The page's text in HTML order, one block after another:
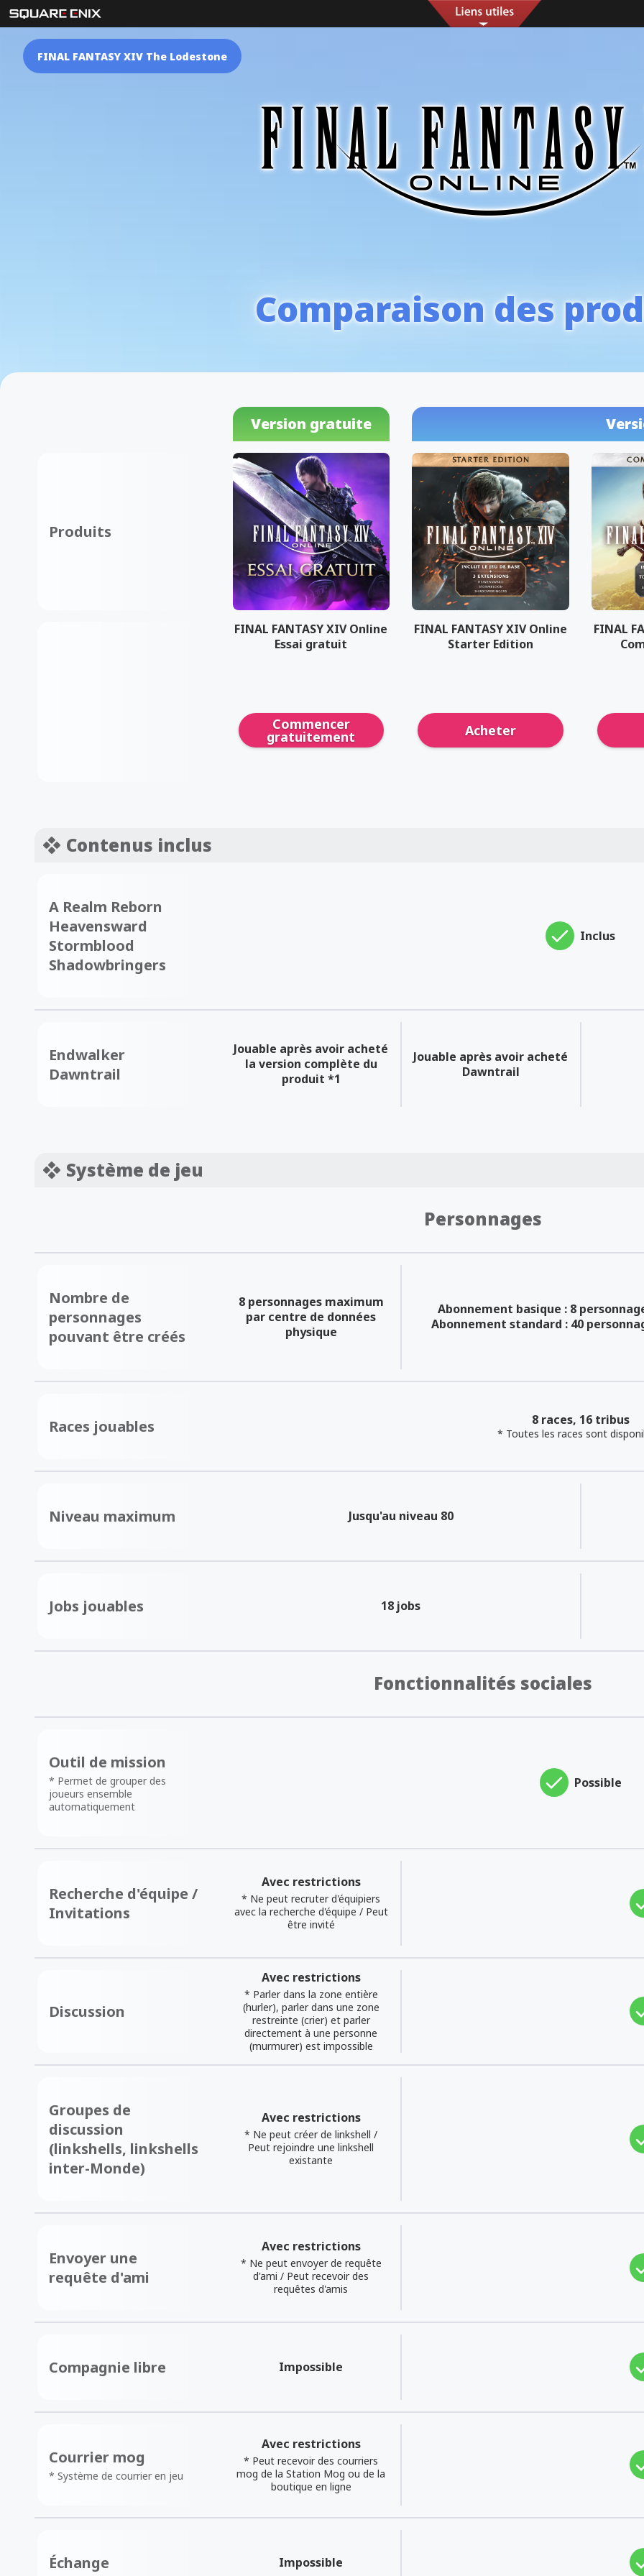
FINAL FANTASY XIV The Lodestone
Comparaison des
Version gratuite
Produits
FINAL FANTASY XIV Online
Essai gratuit
Commencer
gratuitement
FINAL FANTASY XIV Online
Starter Edition
Acheter
FINAL
Contenus inclus
A Realm Reborn
Heavensward
Stormblood
Shadowbringers
Inclus
Endwalker
Dawntrail
Jouable après avoir acheté
la version complète du
produit *1
Jouable après avoir acheté
Dawntrail
Système de jeu
Personnages
Nombre de
personnages
pouvant être créés
8 personnages maximum
par centre de données
physique
Abonnement basique : 8
Abonnement standard : 40
Races jouables 8 races, 16 tribus
* Toutes les races sont
Niveau maximum Jusqu'au niveau 80
Jobs jouables 18 jobs
Fonctionnalités sociales
Outil de mission
* Permet de grouper des
joueurs ensemble
automatiquement
Possible
Recherche d'équipe /
Invitations
Avec restrictions
* Ne peut recruter d'équipiers
avec la recherche d'équipe / Peut
être invité
Discussion
Avec restrictions
* Parler dans la zone entière
(hurler), parler dans une zone
restreinte (crier) et parler
directement à une personne
(murmurer) est impossible
Groupes de
discussion
(linkshells, linkshells
inter-Monde)
Avec restrictions
* Ne peut créer de linkshell /
Peut rejoindre une linkshell
existante
Envoyer une
requête d'ami
Avec restrictions
* Ne peut envoyer de requête
d'ami / Peut recevoir des
requêtes d'amis
Compagnie libre Impossible
Courrier mog
* Système de courrier en jeu
Avec restrictions
* Peut recevoir des courriers
mog de la Station Mog ou de la
boutique en ligne
Échange Impossible